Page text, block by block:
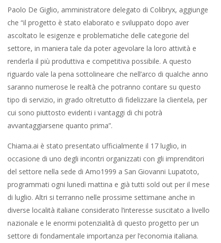
Paolo De Giglio, amministratore delegato di Colibryx, aggiunge
che “il progetto è stato elaborato e sviluppato dopo aver
ascoltato le esigenze e problematiche delle categorie del
settore, in maniera tale da poter agevolare la loro attività e
renderla il più produttiva e competitiva possibile. A questo
riguardo vale la pena sottolineare che nell’arco di qualche anno
saranno numerose le realtà che potranno contare su questo
tipo di servizio, in grado oltretutto di fidelizzare la clientela, per
cui sono piuttosto evidenti i vantaggi di chi potrà
avvantaggiarsene quanto prima”.
Chiama.ai è stato presentato ufficialmente il 17 luglio, in
occasione di uno degli incontri organizzati con gli imprenditori
del settore nella sede di Amo1999 a San Giovanni Lupatoto,
programmati ogni lunedì mattina e già tutti sold out per il mese
di luglio. Altri si terranno nelle prossime settimane anche in
diverse località italiane considerato l’interesse suscitato a livello
nazionale e le enormi potenzialità di questo progetto per un
settore di fondamentale importanza per l’economia italiana.